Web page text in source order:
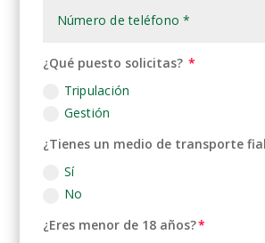
¿Qué puesto solicitas?
Tripulación
Gestión
¿Tienes un medio de transporte
Sí
No
¿Eres menor de 18 años?